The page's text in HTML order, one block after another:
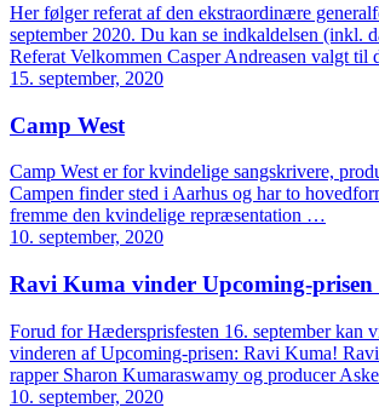
Her følger referat af den ekstraordinære
september 2020. Du kan se indkaldelsen (inkl.
Referat Velkommen Casper Andreasen valgt
15. september, 2020
Camp West
Camp West er for kvindelige sangskrivere,
Campen finder sted i Aarhus og har to
fremme den kvindelige repræsentation …
10. september, 2020
Ravi Kuma vinder Upcoming-prisen
Forud for Hædersprisfesten 16. september kan
vinderen af Upcoming-prisen: Ravi Kuma!
rapper Sharon Kumaraswamy og producer
10. september, 2020